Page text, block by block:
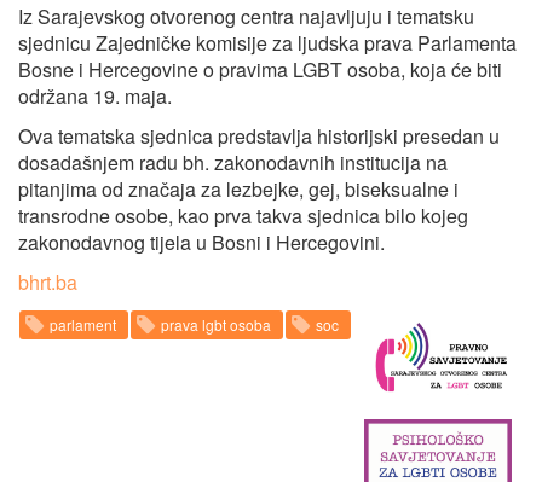
Iz Sarajevskog otvorenog centra najavljuju i tematsku
sjednicu Zajedničke komisije za ljudska prava Parlamenta
Bosne i Hercegovine o pravima LGBT osoba, koja će biti
održana 19. maja.
Ova tematska sjednica predstavlja historijski presedan u
dosadašnjem radu bh. zakonodavnih institucija na
pitanjima od značaja za lezbejke, gej, biseksualne i
transrodne osobe, kao prva takva sjednica bilo kojeg
zakonodavnog tijela u Bosni i Hercegovini.
bhrt.ba
parlament prava lgbt osoba soc